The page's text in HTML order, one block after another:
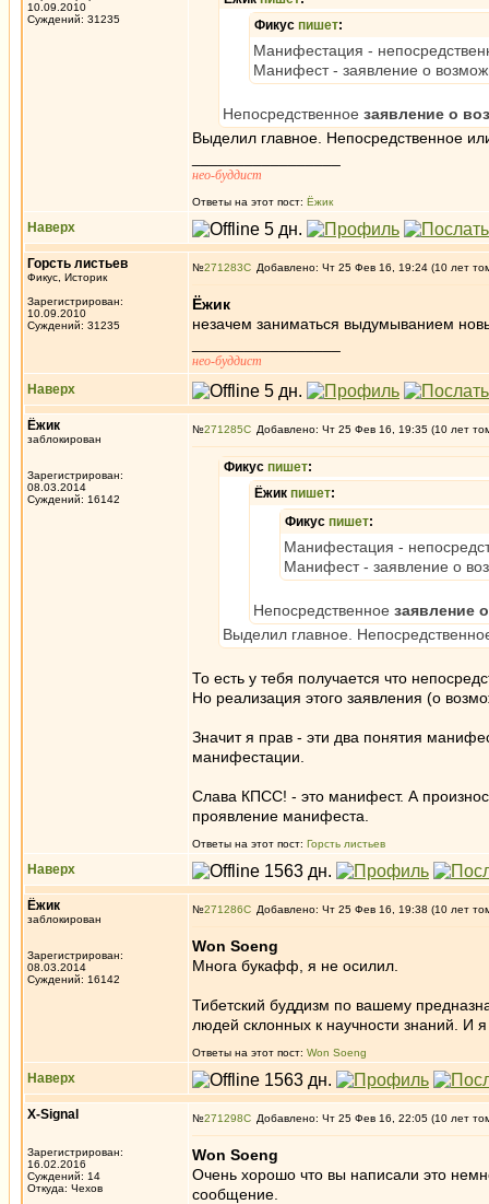
10.09.2010
Суждений: 31235
Фикус пишет:
Манифестация -
Манифест - заявление о
Непосредственное заявление о
Выделил главное. Непосредственное
нео-буддист
Ответы на этот пост: Ёжик
Наверх
Горсть листьев
Фикус, Историк
Зарегистрирован:
10.09.2010
Суждений: 31235
№271283 Добавлено: Чт 25 Фев 16, 19:24 (10 лет
Ёжик
незачем заниматься выдумыванием
нео-буддист
Наверх
Ёжик
заблокирован
Зарегистрирован:
08.03.2014
Суждений: 16142
№271285 Добавлено: Чт 25 Фев 16, 19:35 (10 лет
Фикус пишет:
Ёжик пишет:
Фикус пишет:
Манифестация -
Манифест - заявление о
Непосредственное заявление
Выделил главное.
То есть у тебя получается что
Но реализация этого заявления (о
Значит я прав - эти два понятия
манифестации.
Слава КПСС! - это манифест. А
проявление манифеста.
Ответы на этот пост: Горсть листьев
Наверх
Ёжик
заблокирован
Зарегистрирован:
08.03.2014
Суждений: 16142
№271286 Добавлено: Чт 25 Фев 16, 19:38 (10 лет
Won Soeng
Многа букафф, я не осилил.
Тибетский буддизм по вашему
людей склонных к научности знаний. И
Ответы на этот пост: Won Soeng
Наверх
X-Signal
Зарегистрирован:
16.02.2016
Суждений: 14
Откуда: Чехов
№271298 Добавлено: Чт 25 Фев 16, 22:05 (10 лет
Won Soeng
Очень хорошо что вы написали это
сообщение.